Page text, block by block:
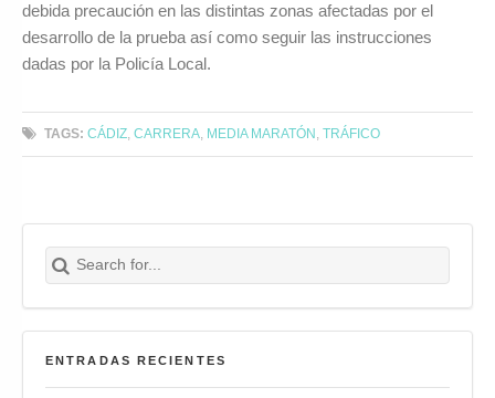
debida precaución en las distintas zonas afectadas por el
desarrollo de la prueba así como seguir las instrucciones
dadas por la Policía Local.
TAGS: CÁDIZ ,CARRERA MEDIA MARATÓN ,TRÁFICO
Search for:
Buscar
ENTRADAS RECIENTES